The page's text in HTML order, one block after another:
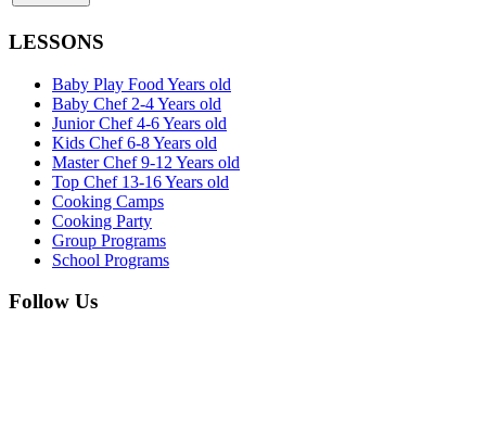
LESSONS
Baby Play Food Years old
Baby Chef 2-4 Years old
Junior Chef 4-6 Years old
Kids Chef 6-8 Years old
Master Chef 9-12 Years old
Top Chef 13-16 Years old
Cooking Camps
Cooking Party
Group Programs
School Programs
Follow Us